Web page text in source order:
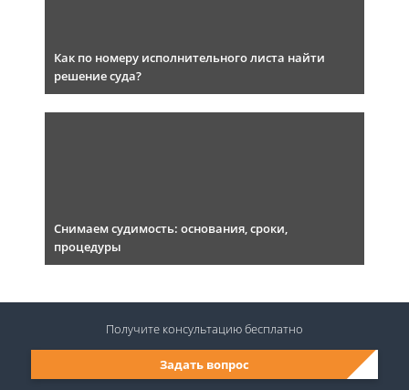
Как по номеру исполнительного листа найти
решение суда?
Снимаем судимость: основания, сроки,
процедуры
Задать вопрос
Получите консультациюбесплатно